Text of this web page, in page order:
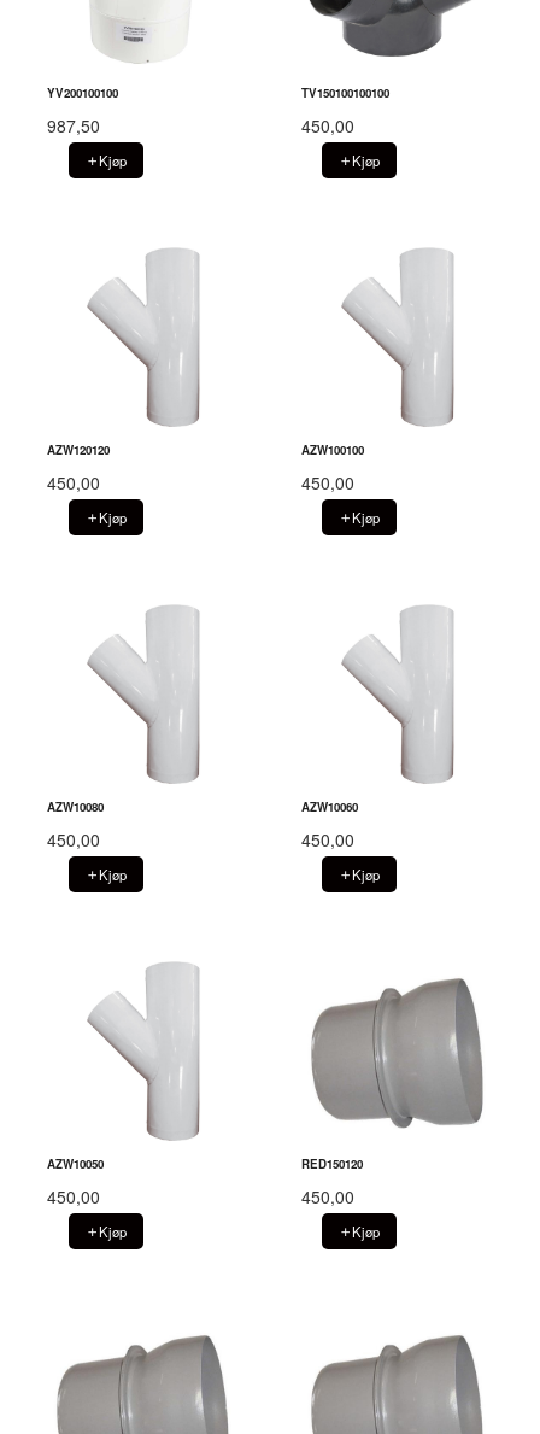
YV200100100
987,50
Kjøp
TV150100100100
450,00
Kjøp
AZW120120
450,00
Kjøp
AZW100100
450,00
Kjøp
AZW10080
450,00
Kjøp
AZW10060
450,00
Kjøp
AZW10050
450,00
Kjøp
RED150120
450,00
Kjøp